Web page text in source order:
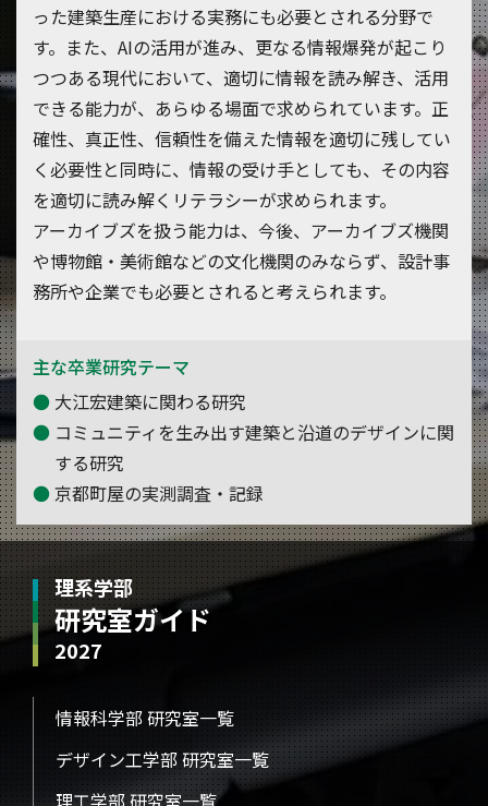
った建築生産における実務にも必要とされる分野で
す。また、AIの活用が進み、更なる情報爆発が起こり
つつある現代において、適切に情報を読み解き、活用
できる能力が、あらゆる場面で求められています。正
確性、真正性、信頼性を備えた情報を適切に残してい
く必要性と同時に、情報の受け手としても、その内容
を適切に読み解くリテラシーが求められます。
アーカイブズを扱う能力は、今後、アーカイブズ機関
や博物館・美術館などの文化機関のみならず、設計事
務所や企業でも必要とされると考えられます。
主な卒業研究テーマ
大江宏建築に関わる研究
コミュニティを生み出す建築と沿道のデザインに関
する研究
京都町屋の実測調査・記録
理系学部
研究室ガイド
2027
情報科学部 研究室一覧
デザイン工学部 研究室一覧
理工学部 研究室一覧